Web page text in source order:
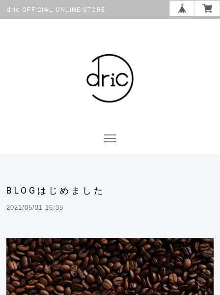
dric OFFICIAL ONLINE STORE
BLOGはじめました
2021/05/31 16:35